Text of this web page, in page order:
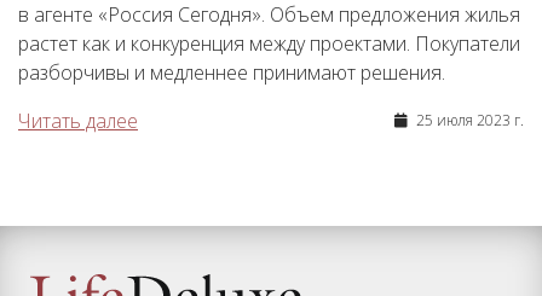
в агенте «Россия Сегодня». Объем предложения жилья
растет как и конкуренция между проектами. Покупатели
разборчивы и медленнее принимают решения.
Читать далее
25 июля 2023 г.